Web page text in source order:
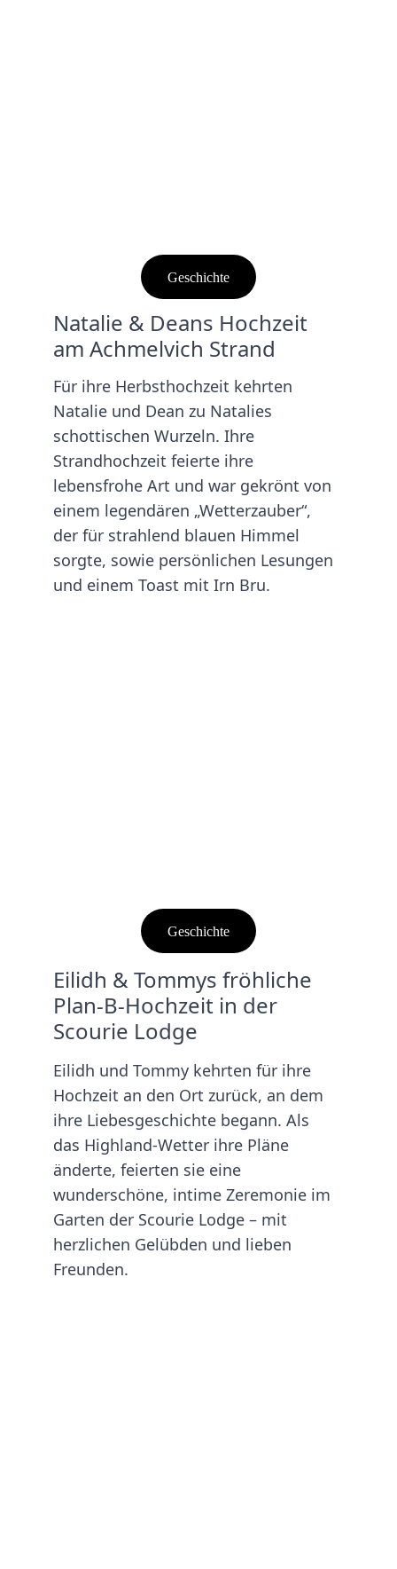
Geschichte
Natalie & Deans Hochzeit
am Achmelvich Strand
Für ihre Herbsthochzeit kehrten
Natalie und Dean zu Natalies
schottischen Wurzeln. Ihre
Strandhochzeit feierte ihre
lebensfrohe Art und war gekrönt von
einem legendären „Wetterzauber“,
der für strahlend blauen Himmel
sorgte, sowie persönlichen Lesungen
und einem Toast mit Irn Bru.
Eilidh & Tommys fröhliche
Plan-B-Hochzeit in der
Scourie Lodge
Eilidh und Tommy kehrten für ihre
Hochzeit an den Ort zurück, an dem
ihre Liebesgeschichte begann. Als
das Highland-Wetter ihre Pläne
änderte, feierten sie eine
wunderschöne, intime Zeremonie im
Garten der Scourie Lodge – mit
herzlichen Gelübden und lieben
Freunden.
Geschichte